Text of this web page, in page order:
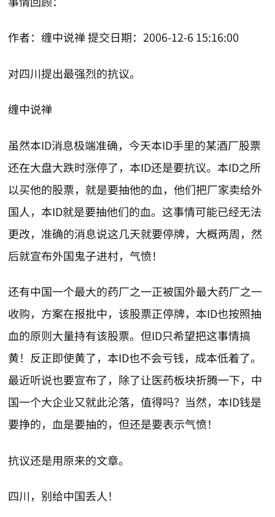
作者：缠中说禅 提交日期：2006-12-6 15:16:00
对四川提出最强烈的抗议。
缠中说禅
虽然本ID消息极端准确，今天本ID手里的某酒厂股票
还在大盘大跌时涨停了，本ID还是要抗议。本ID之所
以买他的股票，就是要抽他的血，他们把厂家卖给外
国人，本ID就是要抽他们的血。这事情可能已经无法
更改，准确的消息说这几天就要停牌，大概两周，然
后就宣布外国鬼子进村，气愤！
还有中国一个最大的药厂之一正被国外最大药厂之一
收购，方案在报批中，该股票正停牌，本ID也按照抽
血的原则大量持有该股票。但ID只希望把这事情搞
黄！反正即使黄了，本ID也不会亏钱，成本低着了。
最近听说也要宣布了，除了让医药板块折腾一下，中
国一个大企业又就此沦落，值得吗？当然，本ID钱是
要挣的，血是要抽的，但还是要表示气愤！
抗议还是用原来的文章。
四川，别给中国丢人！